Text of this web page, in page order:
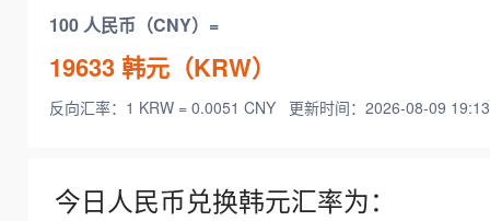
100 人民币（CNY）=
19633韩元（KRW）
反向汇率：1 KRW = 0.0051 CNY 更新时间：2026-08-09
今日人民币兑换韩元汇率为：